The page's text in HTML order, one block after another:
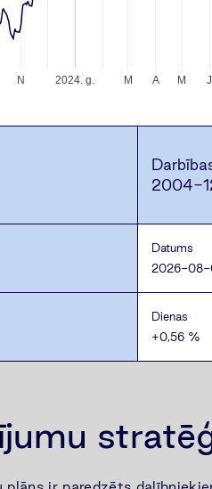
2024. g.
N M A M J
2004-
Datums
2026-08-
Dienas
+0,56 %